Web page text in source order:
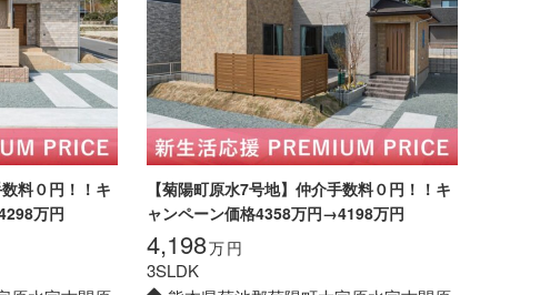
料０円！！キ
万円
【菊陽町原水7号地】仲介手数料０円！！キ
ャンペーン価格4358万円→4198万円
4,198万円
3SLDK